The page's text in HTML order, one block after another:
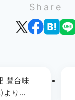
Share
豐台味
より